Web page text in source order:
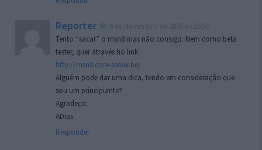
Reporter
Tento “sacar” o msn8 mas não consigo. Nem como beta
tester, quer através ho link
http://msn8.core-server.be/
Alguém pode dar uma dica, tendo em consideração que
sou um principiante?
Agradeço.
ADias
Responder